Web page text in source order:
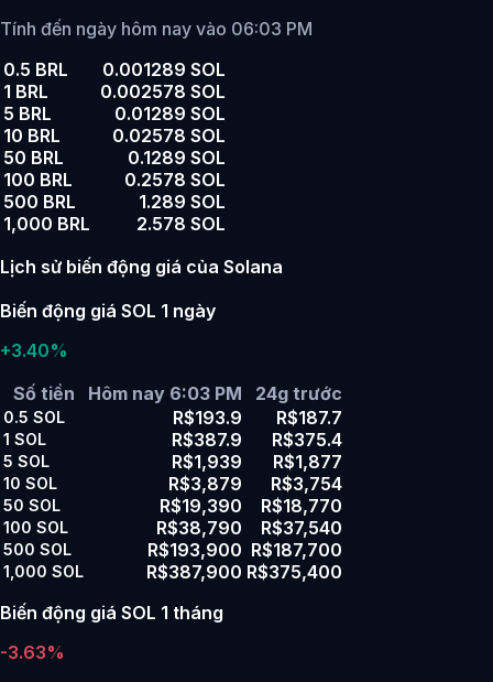
Tính đến ngày hôm nay vào 06:03 PM
0.5 BRL
0.001289 SOL
1 BRL
0.002578 SOL
5 BRL
0.01289 SOL
10 BRL
0.02578 SOL
50 BRL
0.1289 SOL
100 BRL
0.2578 SOL
500 BRL
1.289 SOL
1,000 BRL
2.578 SOL
Lịch sử biến động giá của Solana
Biến động giá SOL 1 ngày
+3.40%
Số tiền
Hôm nay 6:03 PM 24g trước
0.5 SOL R$193.9 R$187.7
1 SOL R$387.9 R$375.4
5 SOL R$1,939 R$1,877
10 SOL R$3,879 R$3,754
50 SOL R$19,390 R$18,770
100 SOL R$38,790 R$37,540
500 SOL R$193,900 R$187,700
1,000 SOL R$387,900 R$375,400
Biến động giá SOL 1 tháng
-3.63%